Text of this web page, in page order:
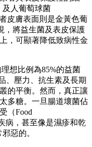
及人葡萄球菌
皮膚表面則是金黃色葡
，將益生菌及表皮保護
，可顯著降低致病性金
想比例為85%的益菌
、壓力、抗生素及長期
的平衡。然而，真正讓
多糖。一旦腸道壞菌佔
（Food
病，甚至像是濕疹和乾
惡的。